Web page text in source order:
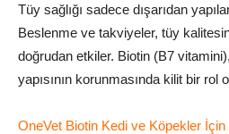
Tüy sağlığı sadece dışarıdan
Beslenme ve takviyeler, tüy
doğrudan etkiler. Biotin (B7
yapısının korunmasında kilit bir rol
OneVet Biotin Kedi ve Köpekler